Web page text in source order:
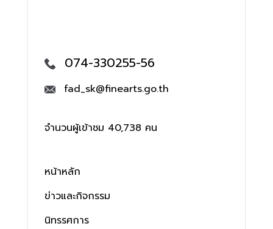
074-330255-56
fad_sk@finearts.go.th
จำนวนผู้เข้าชม 40,738 คน
หน้าหลัก
ข่าวและกิจกรรม
นิทรรศการ